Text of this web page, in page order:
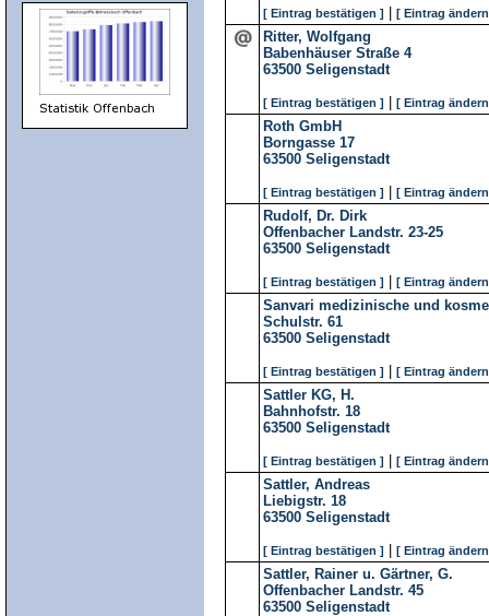
[ Eintrag bestätigen ] [ Eintrag
Ritter, Wolfgang
Babenhäuser Straße 4
63500 Seligenstadt
[ Eintrag bestätigen ] [ Eintrag
Roth GmbH
Borngasse 17
63500 Seligenstadt
[ Eintrag bestätigen ] [ Eintrag
Rudolf, Dr. Dirk
Offenbacher Landstr. 23-25
63500 Seligenstadt
[ Eintrag bestätigen ] [ Eintrag
Sanvari medizinische und
Schulstr. 61
63500 Seligenstadt
[ Eintrag bestätigen ] [ Eintrag
Sattler KG, H.
Bahnhofstr. 18
63500 Seligenstadt
[ Eintrag bestätigen ] [ Eintrag
Sattler, Andreas
Liebigstr. 18
63500 Seligenstadt
[ Eintrag bestätigen ] [ Eintrag
Sattler, Rainer u. Gärtner, G.
Offenbacher Landstr. 45
63500 Seligenstadt